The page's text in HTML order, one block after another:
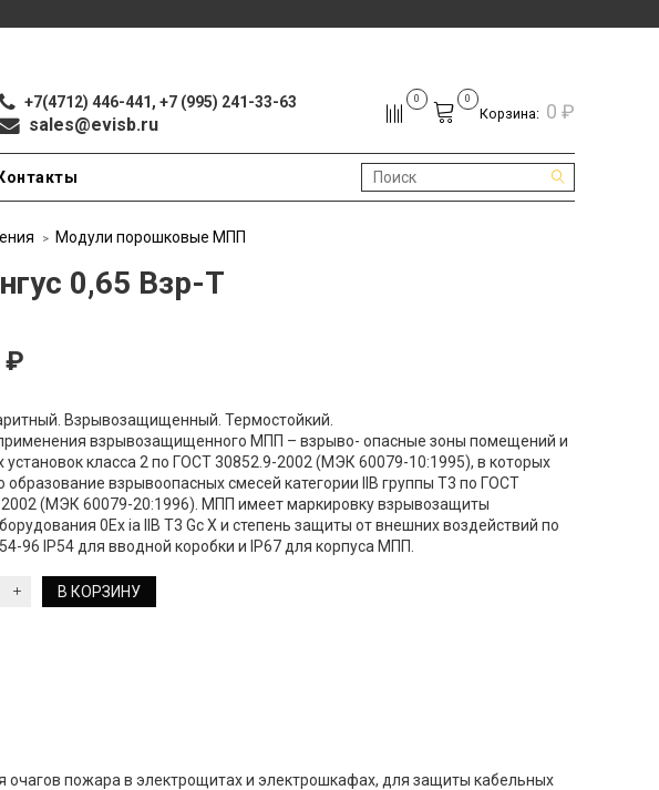
+7(4712) 446-441, +7 (995) 241-33-63
sales@evisb.ru
0 0
Корзина: 0 ₽
Контакты
Модули порошковые МПП
0,65 Взр-Т
₽
Взрывозащищенный. Термостойкий.
взрывозащищенного МПП – взрыво- опасные зоны помещений и
установок класса 2 по ГОСТ 30852.9-2002 (МЭК 60079-10:1995), в которых
взрывоопасных смесей категории ІІВ группы Т3 по ГОСТ
(МЭК 60079-20:1996). МПП имеет маркировку взрывозащиты
0Ex ia IIB T3 Gс Х и степень защиты от внешних воздействий по
96 IР54 для вводной коробки и IР67 для корпуса МПП.
В КОРЗИНУ
очагов пожара в электрощитах и электрошкафах, для защиты кабельных